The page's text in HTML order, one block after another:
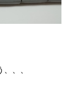
、、